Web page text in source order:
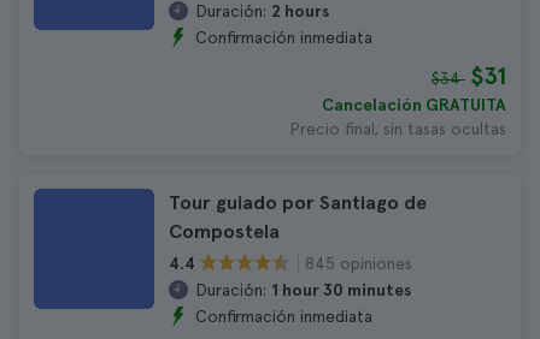
Duración: 2 hours
Confirmación inmediata
$34 $31
Cancelación GRATUITA
Precio final, sin tasas ocultas
Tour guiado por Santiago de
Compostela
4.4
845 opiniones
Duración: 1 hour 30 minutes
Confirmación inmediata